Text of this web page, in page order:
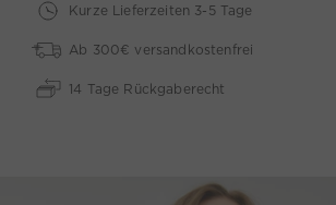
Kurze Lieferzeiten 3-5 Tage
Ab 300€ versandkostenfrei
14 Tage Rückgaberecht